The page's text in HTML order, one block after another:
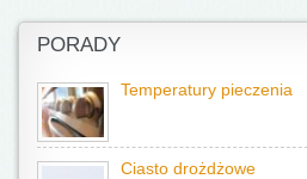
PORADY
Temperatury pieczenia
Ciasto drożdżowe